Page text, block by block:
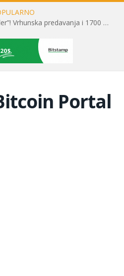
Toni Milun postao “milijarder”! Vrhunska predavanja i 1700 posjetitelja obilježili su mjesec financijske pismenosti
Portal